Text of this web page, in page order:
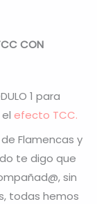
CON
1 para
efecto TCC.
Flamencas y
te digo que
sin
todas hemos